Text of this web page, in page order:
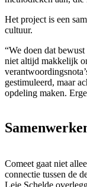
Het project is een
cultuur.
“We doen dat
niet altijd makkelijk
gestimuleerd, maar
opdeling maken.
Comeet gaat niet
connectie tussen de
Leie Schelde